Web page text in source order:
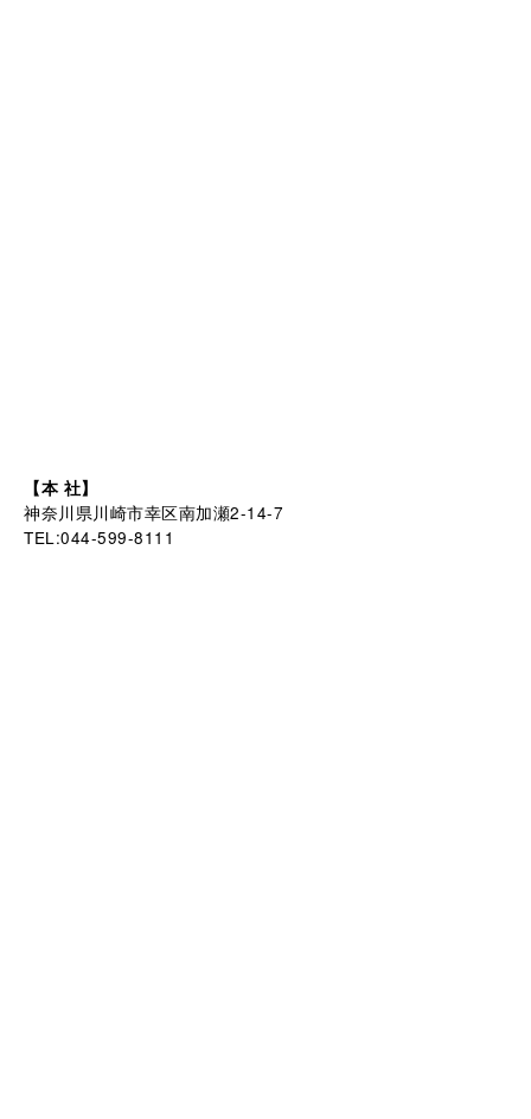
【本 社】
神奈川県川崎市幸区南加瀬2-14-7
TEL:044-599-8111